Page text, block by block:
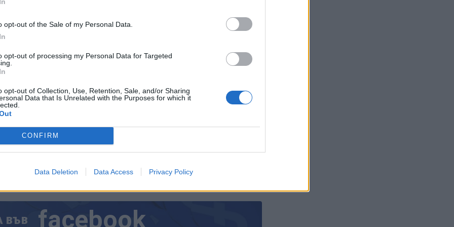
opt-out of the Sale of my Personal Data.
opt-out of processing my Personal Data for Targeted
opt-out of Collection, Use, Retention, Sale, and/or Sharing
Data that Is Unrelated with the Purposes for which it
CONFIRM
Data Deletion Data Access Privacy Policy
която използва изкуствен интелект,
да
и да предприеме своевременно инициаиви за
НОВИНИ »
Последвайте ни във
ВЪВ facebook